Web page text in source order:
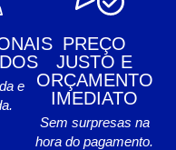
e
PREÇO
JUSTO E
ORÇAMENTO
IMEDIATO
Sem surpresas na
hora do pagamento.